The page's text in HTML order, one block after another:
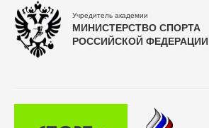
Учредитель академии
МИНИСТЕРСТВО СПОРТА
РОССИЙСКОЙ ФЕДЕРАЦИИ